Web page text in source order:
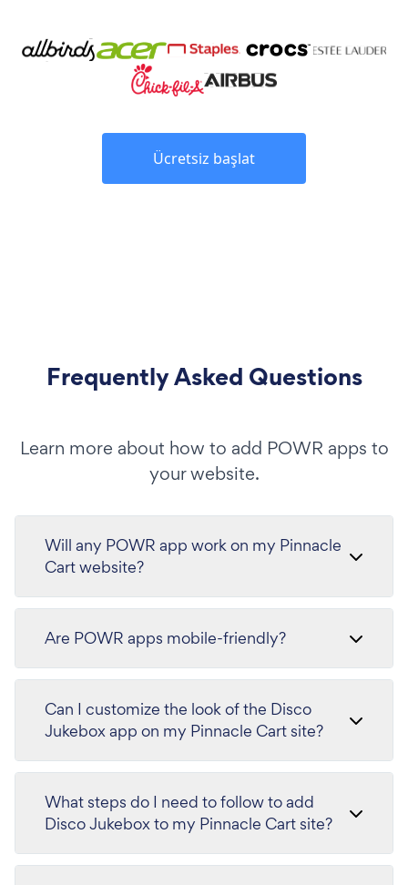
Ücretsiz başlat
Frequently Asked Questions
Learn more about how to add POWR apps to
your website.
Will any POWR app work on my Pinnacle
Cart website?
Are POWR apps mobile-friendly?
Can I customize the look of the Disco
Jukebox app on my Pinnacle Cart site?
What steps do I need to follow to add
Disco Jukebox to my Pinnacle Cart site?